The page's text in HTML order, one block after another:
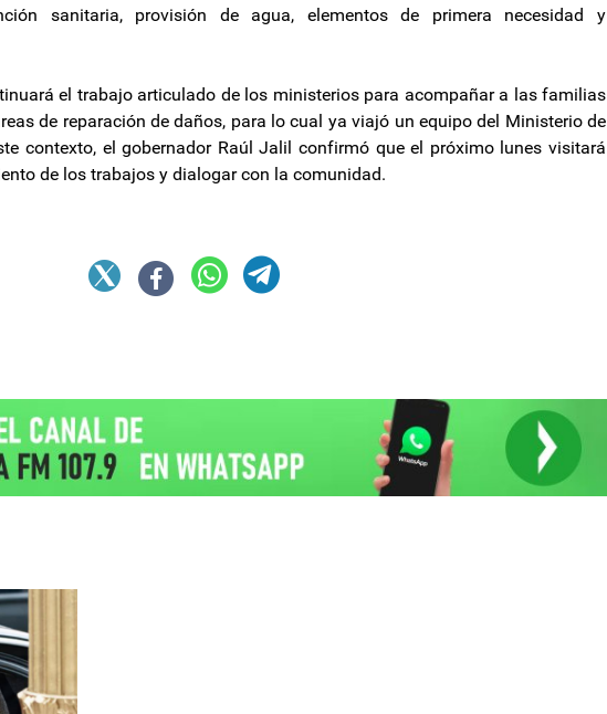
sanitaria, provisión de agua, elementos de primera necesidad y
el trabajo articulado de los ministerios para acompañar a las familias
de reparación de daños, para lo cual ya viajó un equipo del Ministerio de
contexto, el gobernador Raúl Jalil confirmó que el próximo lunes visitará
de los trabajos y dialogar con la comunidad.
no intervino en las interna partidaria”
se une para enfrentar el proceso electoral de octubre